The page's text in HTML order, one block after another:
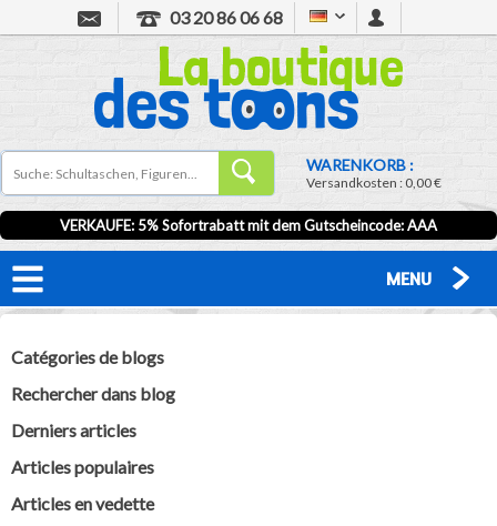
03 20 86 06 68
WARENKORB :
Versandkosten :0,00 €
VERKAUFE: 5% Sofortrabatt mit dem Gutscheincode:AAA
MENU
Catégories de blogs
Rechercher dans blog
Derniers articles
Articles populaires
Articles en vedette